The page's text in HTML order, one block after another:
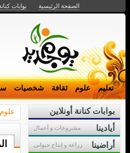
الصفحة الرئيسية بوابات
تعليم علوم ثقافة شخصيات
علوم
بوابات كنانة أونلاين
أيادينا
مشروعات و أعمال
أراضينا زراعة و إنتاج حيوانى